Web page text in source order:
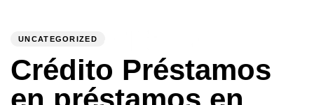
UNCATEGORIZED
Crédito Préstamos